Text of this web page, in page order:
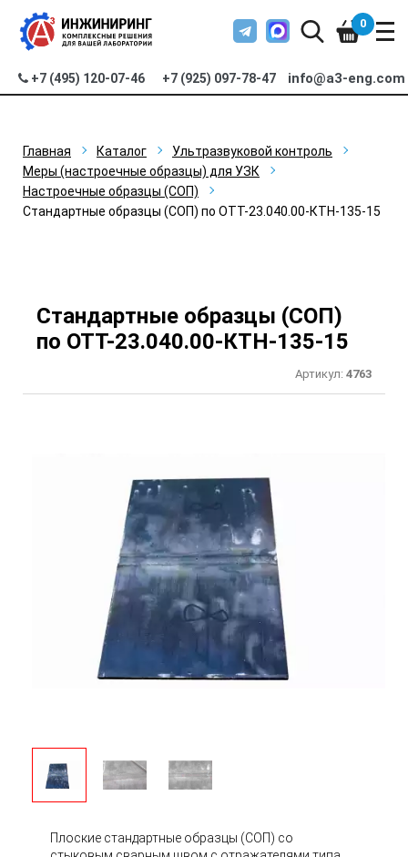
+7 (495) 120-07-46 +7 (925) 097-78-47 info@a3-eng.com
0
Главная Каталог
Ультразвуковой контроль
Меры (настроечные образцы) для УЗК
Настроечные образцы (СОП)
Стандартные образцы (СОП) по ОТТ-23.040.00-КТН-135-15
Стандартные образцы (СОП)
по ОТТ-23.040.00-КТН-135-15
Артикул: 4763
Плоские стандартные образцы (СОП) со